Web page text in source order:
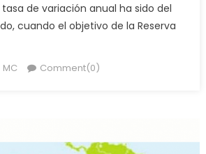
tasa de variación anual ha sido del
cuando el objetivo de la Reserva
Author
MC Comment(0)